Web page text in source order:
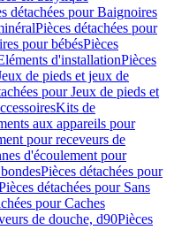
détachées pour Baignoires
Pièces détachées pour
pour bébésPièces
d'installationPièces
de pieds et jeux de
pour Jeux de pieds et
Kits de
aux appareils pour
pour receveurs de
d'écoulement pour
Pièces détachées pour
détachées pour Sans
pour Caches
de douche, d90Pièces